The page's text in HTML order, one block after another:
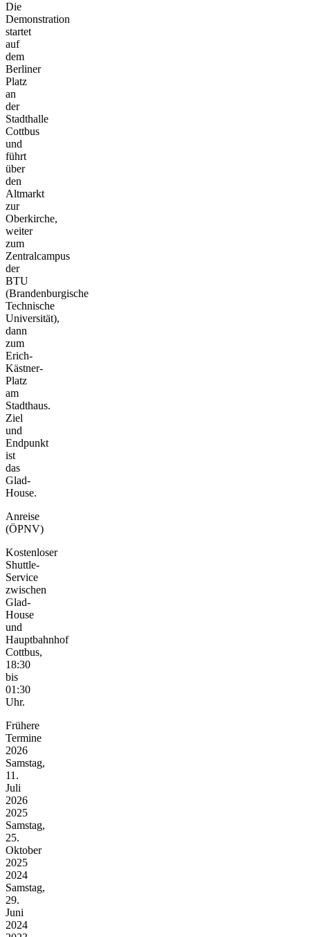
Die
Demonstration
startet
auf
dem
Berliner
Platz
an
der
Stadthalle
Cottbus
und
führt
über
den
Altmarkt
zur
Oberkirche,
weiter
zum
Zentralcampus
der
BTU
(Brandenburgische
Technische
Universität),
dann
zum
Erich-
Kästner-
Platz
am
Stadthaus.
Ziel
und
Endpunkt
ist
das
Glad-
House.
Anreise
(ÖPNV)
Kostenloser
Shuttle-
Service
zwischen
Glad-
House
und
Hauptbahnhof
Cottbus,
18:30
bis
01:30
Uhr.
Frühere
Termine
2026
Samstag,
11.
Juli
2026
2025
Samstag,
25.
Oktober
2025
2024
Samstag,
29.
Juni
2024